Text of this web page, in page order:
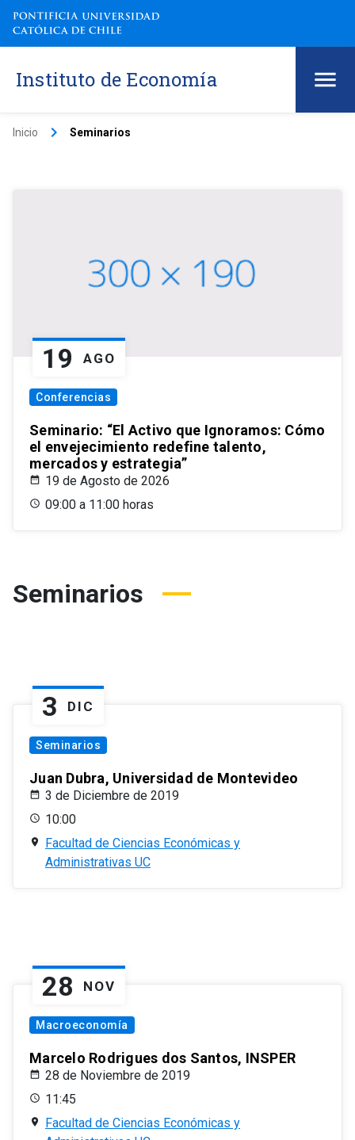
Instituto de Economía
Inicio keyboard_arrow_right Seminarios
19 AGO
Conferencias
Seminario: “El Activo que Ignoramos: Cómo
el envejecimiento redefine talento,
mercados y estrategia”
19 de Agosto de 2026
09:00 a 11:00 horas
Seminarios
3 DIC
Seminarios
Juan Dubra, Universidad de Montevideo
3 de Diciembre de 2019
10:00
Facultad de Ciencias Económicas y
Administrativas UC
28 NOV
Macroeconomía
Marcelo Rodrigues dos Santos, INSPER
28 de Noviembre de 2019
11:45
Facultad de Ciencias Económicas y